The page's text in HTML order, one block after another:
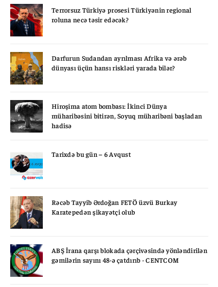
Terrorsuz Türkiyə prosesi Türkiyənin regional
roluna necə təsir edəcək?
Darfurun Sudandan ayrılması Afrika və ərəb
dünyası üçün hansı riskləri yarada bilər?
Hiroşima atom bombası: İkinci Dünya
müharibəsini bitirən, Soyuq müharibəni başladan
hadisə
Tarixdə bu gün – 6 Avqust
Rəcəb Tayyib Ərdoğan FETÖ üzvü Burkay
Karatepedən şikayətçi olub
ABŞ İrana qarşı blokada çərçivəsində yönləndirilən
gəmilərin sayını 48-ə çatdırıb - CENTCOM